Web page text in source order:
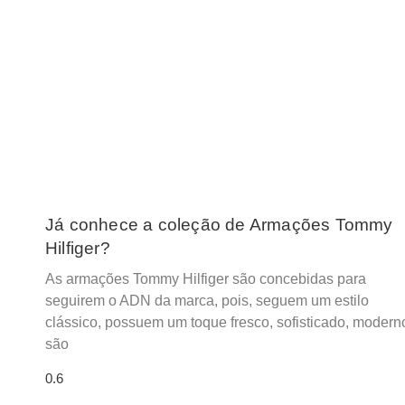
Já conhece a coleção de Armações Tommy
Hilfiger?
As armações Tommy Hilfiger são concebidas para
seguirem o ADN da marca, pois, seguem um estilo
clássico, possuem um toque fresco, sofisticado,
são